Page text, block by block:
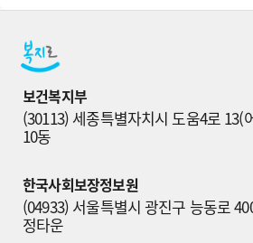
보건복지부
(30113) 세종특별자치시 도움4로 13(
10동
한국사회보장정보원
(04933) 서울특별시 광진구 능동로
정타운